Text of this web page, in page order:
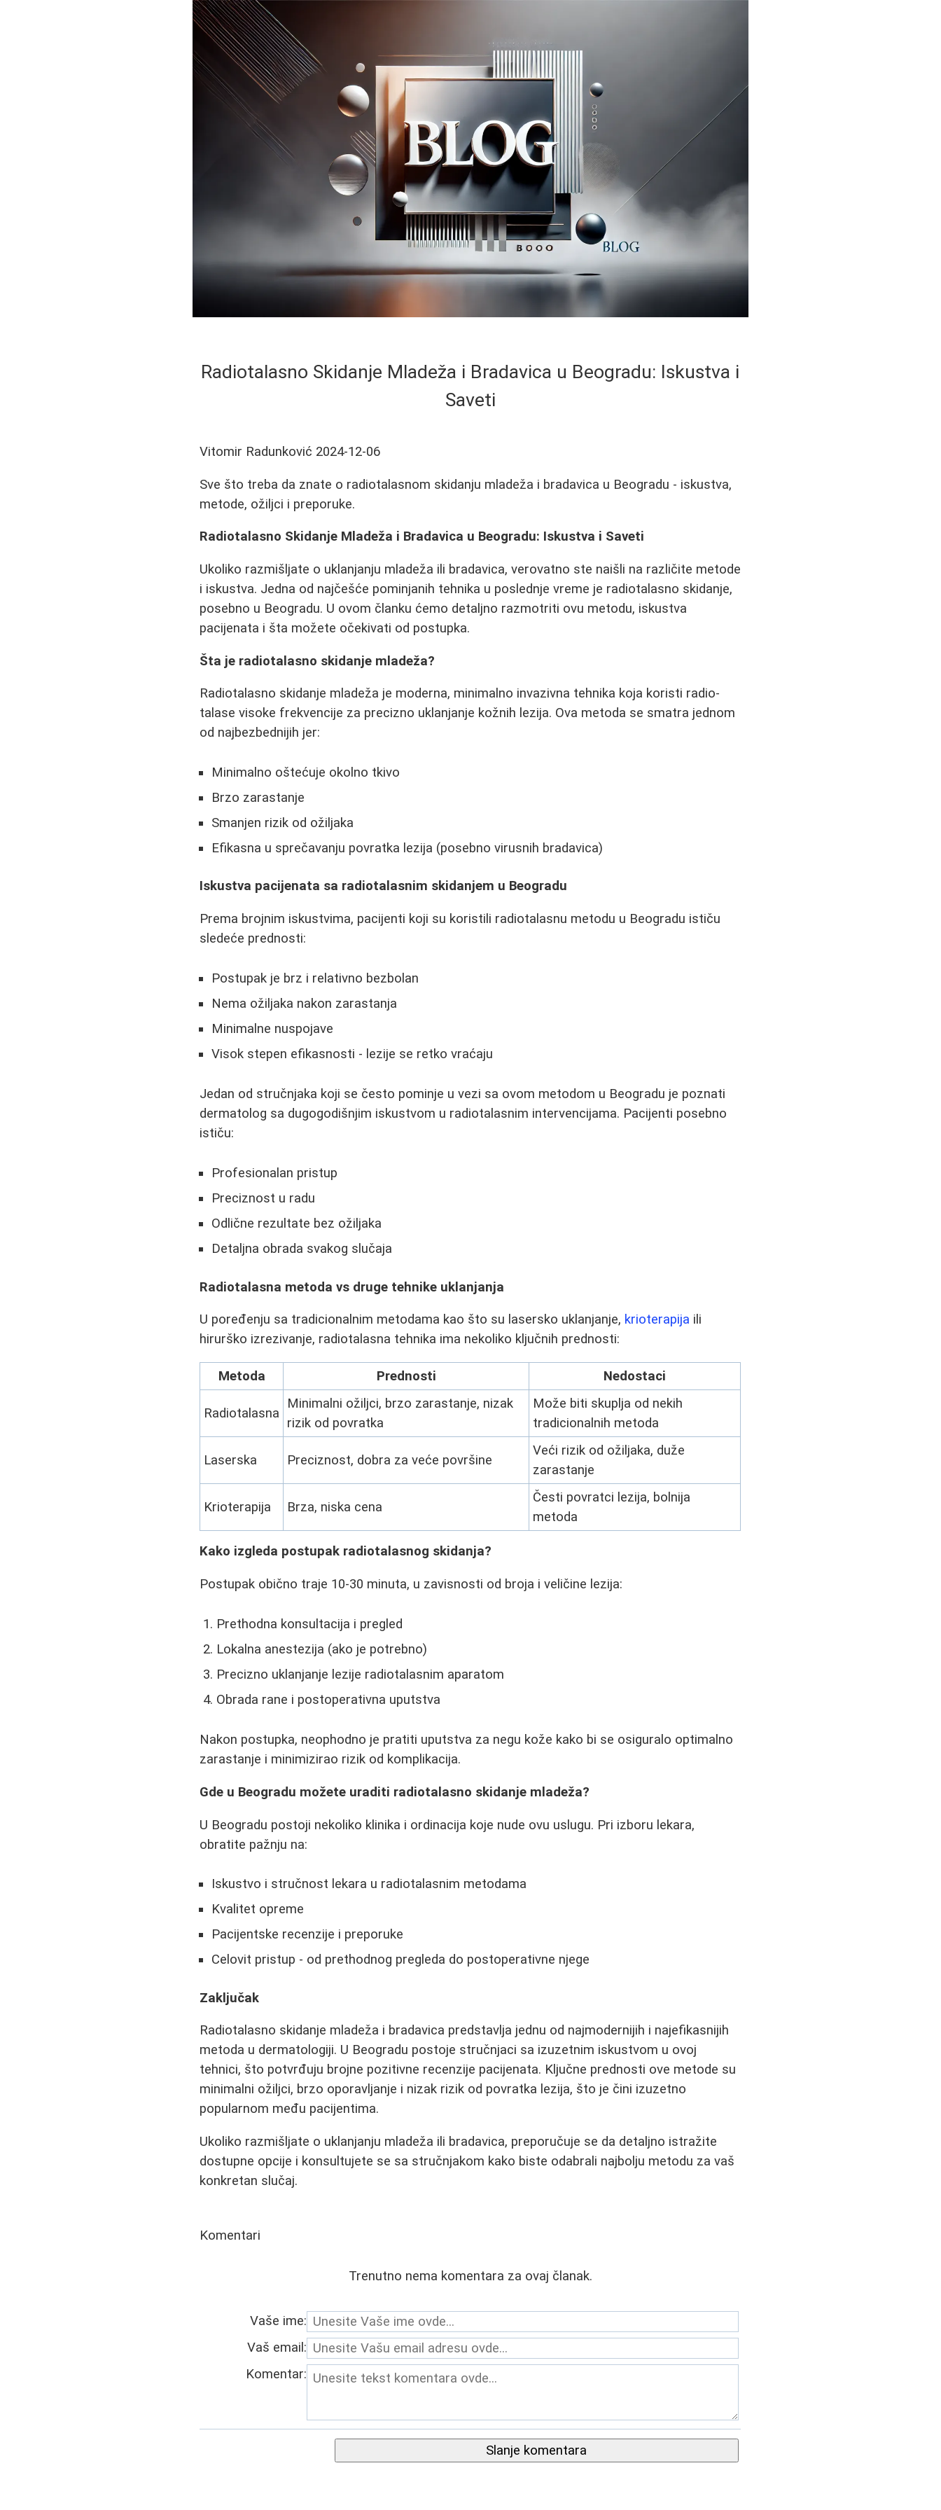
Radiotalasno Skidanje Mladeža i Bradavica u Beogradu: Iskustva i
Saveti
Vitomir Radunković 2024-12-06
Sve što treba da znate o radiotalasnom skidanju mladeža i bradavica u Beogradu - iskustva,
metode, ožiljci i preporuke.
Radiotalasno Skidanje Mladeža i Bradavica u Beogradu: Iskustva i Saveti
Ukoliko razmišljate o uklanjanju mladeža ili bradavica, verovatno ste naišli na različite metode
i iskustva. Jedna od najčešće pominjanih tehnika u poslednje vreme je radiotalasno skidanje,
posebno u Beogradu. U ovom članku ćemo detaljno razmotriti ovu metodu, iskustva
pacijenata i šta možete očekivati od postupka.
Šta je radiotalasno skidanje mladeža?
Radiotalasno skidanje mladeža je moderna, minimalno invazivna tehnika koja koristi radio-
talase visoke frekvencije za precizno uklanjanje kožnih lezija. Ova metoda se smatra jednom
od najbezbednijih jer:
Minimalno oštećuje okolno tkivo
Brzo zarastanje
Smanjen rizik od ožiljaka
Efikasna u sprečavanju povratka lezija (posebno virusnih bradavica)
Iskustva pacijenata sa radiotalasnim skidanjem u Beogradu
Prema brojnim iskustvima, pacijenti koji su koristili radiotalasnu metodu u Beogradu ističu
sledeće prednosti:
Postupak je brz i relativno bezbolan
Nema ožiljaka nakon zarastanja
Minimalne nuspojave
Visok stepen efikasnosti - lezije se retko vraćaju
Jedan od stručnjaka koji se često pominje u vezi sa ovom metodom u Beogradu je poznati
dermatolog sa dugogodišnjim iskustvom u radiotalasnim intervencijama. Pacijenti posebno
ističu:
Profesionalan pristup
Preciznost u radu
Odlične rezultate bez ožiljaka
Detaljna obrada svakog slučaja
Radiotalasna metoda vs druge tehnike uklanjanja
U poređenju sa tradicionalnim metodama kao što su lasersko uklanjanje, krioterapija ili
hirurško izrezivanje, radiotalasna tehnika ima nekoliko ključnih prednosti:
Metoda Prednosti Nedostaci
Radiotalasna
Minimalni ožiljci, brzo zarastanje, nizak
rizik od povratka
Može biti skuplja od nekih
tradicionalnih metoda
Laserska Preciznost, dobra za veće površine
Veći rizik od ožiljaka, duže
zarastanje
Krioterapija Brza, niska cena
Česti povratci lezija, bolnija
metoda
Kako izgleda postupak radiotalasnog skidanja?
Postupak obično traje 10-30 minuta, u zavisnosti od broja i veličine lezija:
Prethodna konsultacija i pregled
Lokalna anestezija (ako je potrebno)
Precizno uklanjanje lezije radiotalasnim aparatom
Obrada rane i postoperativna uputstva
Nakon postupka, neophodno je pratiti uputstva za negu kože kako bi se osiguralo optimalno
zarastanje i minimizirao rizik od komplikacija.
Gde u Beogradu možete uraditi radiotalasno skidanje mladeža?
U Beogradu postoji nekoliko klinika i ordinacija koje nude ovu uslugu. Pri izboru lekara,
obratite pažnju na:
Iskustvo i stručnost lekara u radiotalasnim metodama
Kvalitet opreme
Pacijentske recenzije i preporuke
Celovit pristup - od prethodnog pregleda do postoperativne njege
Zaključak
Radiotalasno skidanje mladeža i bradavica predstavlja jednu od najmodernijih i najefikasnijih
metoda u dermatologiji. U Beogradu postoje stručnjaci sa izuzetnim iskustvom u ovoj
tehnici, što potvrđuju brojne pozitivne recenzije pacijenata. Ključne prednosti ove metode su
minimalni ožiljci, brzo oporavljanje i nizak rizik od povratka lezija, što je čini izuzetno
popularnom među pacijentima.
Ukoliko razmišljate o uklanjanju mladeža ili bradavica, preporučuje se da detaljno istražite
dostupne opcije i konsultujete se sa stručnjakom kako biste odabrali najbolju metodu za vaš
konkretan slučaj.
Komentari
Trenutno nema komentara za ovaj članak.
Vaše ime:
Vaš email:
Komentar:
Slanje komentara